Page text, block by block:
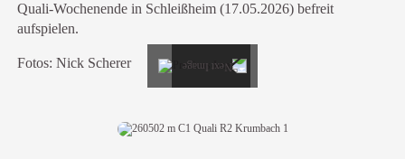
Quali-Wochenende in Schleißheim (17.05.2026) befreit
aufspielen.
Fotos: Nick Scherer